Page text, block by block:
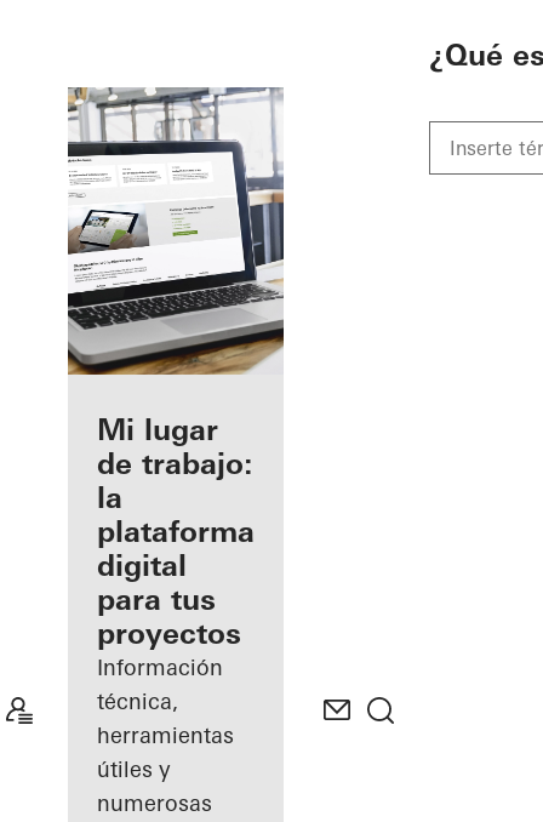
Beneficios
como
fabricante
registrado
Descubre
mi área
de
trabajo
Mi lugar
de trabajo:
la
plataforma
digital
para tus
proyectos
Información
técnica,
herramientas
útiles y
numerosas
¿Qué